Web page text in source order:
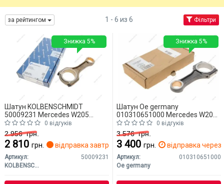
за рейтингом 1 - 6 из 6 Фільтри
Шатун KOLBENSCHMIDT
50009231 Mercedes W205
(CLASS-C)
0 відгуків
2 956грн.
2 810 грн. відправка завтра
Артикул:
50009231
KOLBENSCHMIDT
Знижка 5%
Шатун Oe germany
010310651000 Mercedes W205
(CLASS-C)
0 відгуків
3 576грн.
3 400 грн. відправка через
Артикул:
010310651000
Oe germany
Знижка 5%